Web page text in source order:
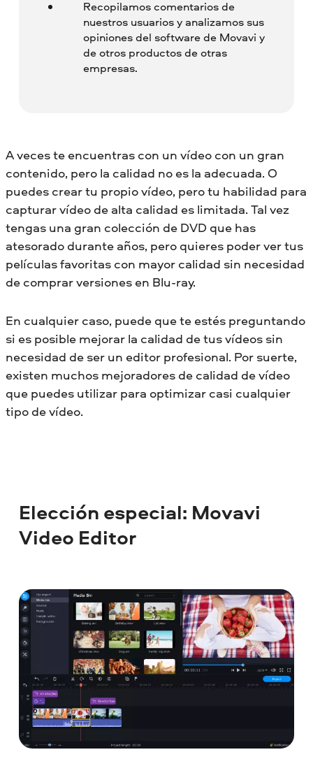
Recopilamos comentarios de
nuestros usuarios y analizamos sus
opiniones del software de Movavi y
de otros productos de otras
empresas.
A veces te encuentras con un vídeo con un gran
contenido, pero la calidad no es la adecuada. O
puedes crear tu propio vídeo, pero tu habilidad para
capturar vídeo de alta calidad es limitada. Tal vez
tengas una gran colección de DVD que has
atesorado durante años, pero quieres poder ver tus
películas favoritas con mayor calidad sin necesidad
de comprar versiones en Blu-ray.
En cualquier caso, puede que te estés preguntando
si es posible mejorar la calidad de tus vídeos sin
necesidad de ser un editor profesional. Por suerte,
existen muchos mejoradores de calidad de vídeo
que puedes utilizar para optimizar casi cualquier
tipo de vídeo.
Elección especial: Movavi
Video Editor